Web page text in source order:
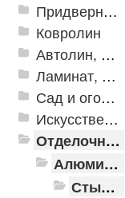
Придверные решетки
Ковролин
Автолин, Транслин, Линолеум
Ламинат, Кварцвиниловая плитка SPC
Сад и огород
Искусственная трава
Отделочные профили
Алюминиевые пороги
Стыкоперекрывающие алюминиевые пороги